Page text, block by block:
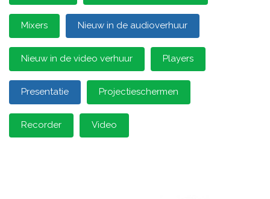
Mixers Nieuw in de audioverhuur
Nieuw in de video verhuur Players
Presentatie Projectieschermen
Recorder Video